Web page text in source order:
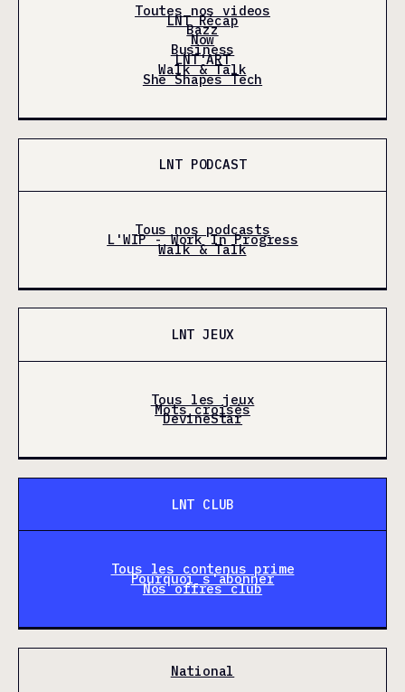
Toutes nos videos
LNT Récap
Bazz
Now
Business
LNT'ART
Walk & Talk
She Shapes Tech
LNT PODCAST
Tous nos podcasts
L'WIP - Work In Progress
Walk & Talk
LNT JEUX
Tous les jeux
Mots croisés
DevineStar
LNT CLUB
Tous les contenus prime
Pourquoi s'abonner
Nos offres club
National